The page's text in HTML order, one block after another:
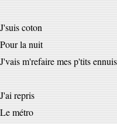
J'suis coton
Pour la nuit
J'vais m'refaire mes p'tits ennuis
J'ai repris
Le métro